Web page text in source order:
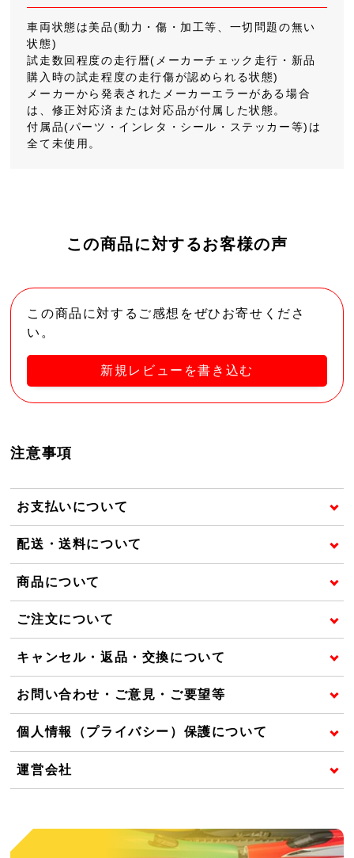
車両状態は美品(動力・傷・加工等、一切問題の無い
状態)
試走数回程度の走行暦(メーカーチェック走行・新品
購入時の試走程度の走行傷が認められる状態)
メーカーから発表されたメーカーエラーがある場合
は、修正対応済または対応品が付属した状態。
付属品(パーツ・インレタ・シール・ステッカー等)は
全て未使用。
この商品に対するお客様の声
この商品に対するご感想をぜひお寄せくださ
い。
新規レビューを書き込む
注意事項
お支払いについて
配送・送料について
商品について
ご注文について
キャンセル・返品・交換について
お問い合わせ・ご意見・ご要望等
個人情報（プライバシー）保護について
運営会社